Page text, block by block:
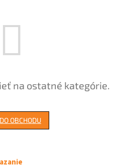
na ostatné kategórie.
OBCHODU